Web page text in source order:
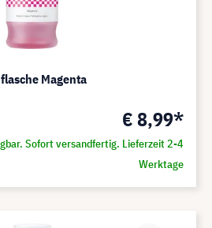
Magenta
€ 8,99*
Sofort versandfertig. Lieferzeit 2-4
Werktage